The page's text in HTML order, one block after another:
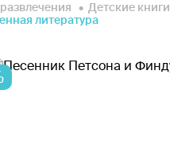
Детские книги
литература